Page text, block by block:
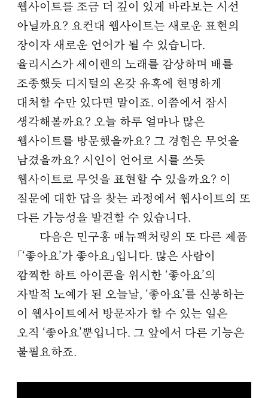
웹사이트를 조금 더 깊이 있게 바라보는 시선
아닐까요? 요컨대 웹사이트는 새로운 표현의
장이자 새로운 언어가 될 수 있습니다.
율리시스가 세이렌의 노래를 감상하며 배를
조종했듯 디지털의 온갖 유혹에 현명하게
대처할 수만 있다면 말이죠. 이쯤에서 잠시
생각해볼까요? 오늘 하루 얼마나 많은
웹사이트를 방문했을까요? 그 경험은 무엇을
남겼을까요? 시인이 언어로 시를 쓰듯
웹사이트로 무엇을 표현할 수 있을까요? 이
질문에 대한 답을 찾는 과정에서 웹사이트의 또
다른 가능성을 발견할 수 있습니다.
다음은 민구홍 매뉴팩처링의 또 다른 제품
「‘좋아요’가 좋아요」입니다. 많은 사람이
깜찍한 하트 아이콘을 위시한 ‘좋아요’의
자발적 노예가 된 오늘날, ‘좋아요’를 신봉하는
이 웹사이트에서 방문자가 할 수 있는 일은
오직 ‘좋아요’뿐입니다. 그 앞에서 다른 기능은
불필요하죠.